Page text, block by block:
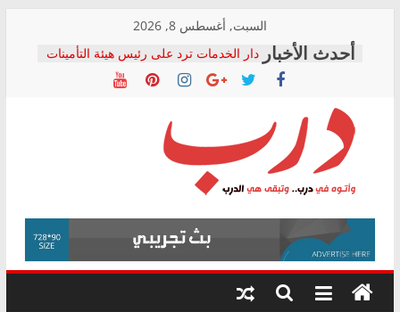
content
السبت, أغسطس 8, 2026
دار الخدمات ترد على رئيس هيئة التأمينات
بعد مؤتمره الصحفي: إنكار الأزمة لا ينهي
معاناة أصحاب المعاشات.. ونطالب بكشف
فرحات سليمان يكتب: القطاع الصحي إلى
أين؟
حزب التحالف الشعبي يطلق لجنة “الحق
في الصحة” بالإسكندرية لرصد الانتهاكات
ودعم المرضى
الوزاري لمدينة الصحفيين.. وانتهاء أعمال
إنشاء المبنى الإداري
المجلس القومي لحقوق الإنسان يعلن
متابعة قضية الدكتور محمد زهران.. ويؤكد:
قرينة البراءة وضمانات المحاكمة العادلة
درب
وأتوه
درب..
وتبقى
هي